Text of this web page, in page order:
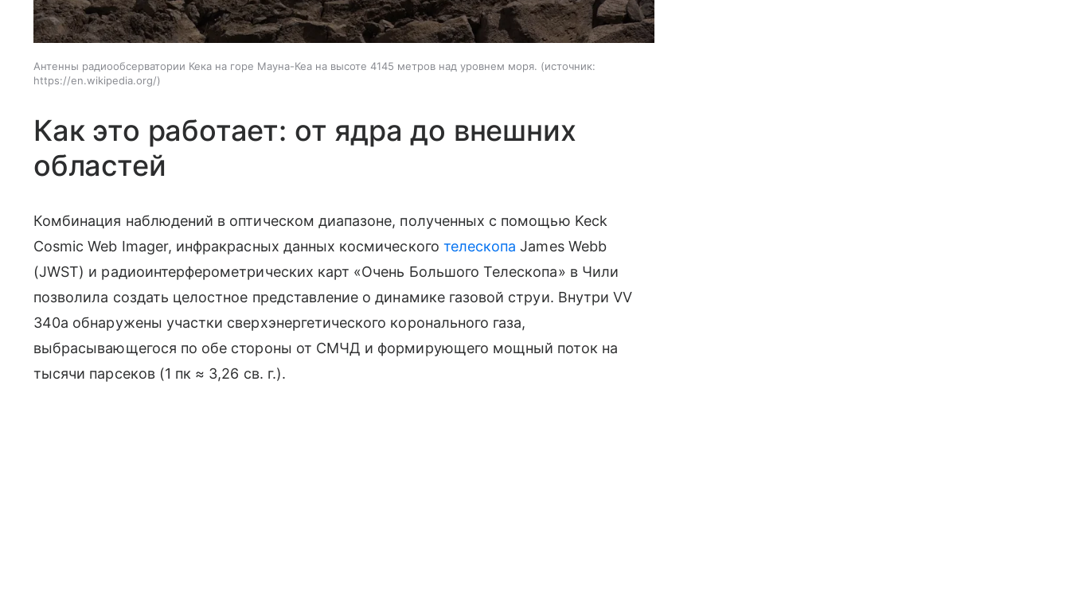
Антенны радиообсерватории Кека на горе Мауна-Кеа на высоте 4145 метров над уровнем моря.
источник:
https://en.wikipedia.org/
Как это работает: от ядра до внешних
областей
Комбинация наблюдений в оптическом диапазоне, полученных с помощью Keck
Cosmic Web Imager, инфракрасных данных космического телескопа James Webb
(JWST) и радиоинтерферометрических карт «Очень Большого Телескопа» в Чили
позволила создать целостное представление о динамике газовой струи. Внутри VV
340a обнаружены участки сверхэнергетического коронального газа,
выбрасывающегося по обе стороны от СМЧД и формирующего мощный поток на
тысячи парсеков (1 пк ≈ 3,26 св. г.).